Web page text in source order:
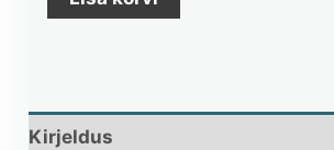
Kirjeldus